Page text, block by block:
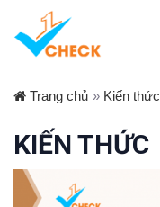
Trang chủ » Kiến thức
KIẾN THỨC